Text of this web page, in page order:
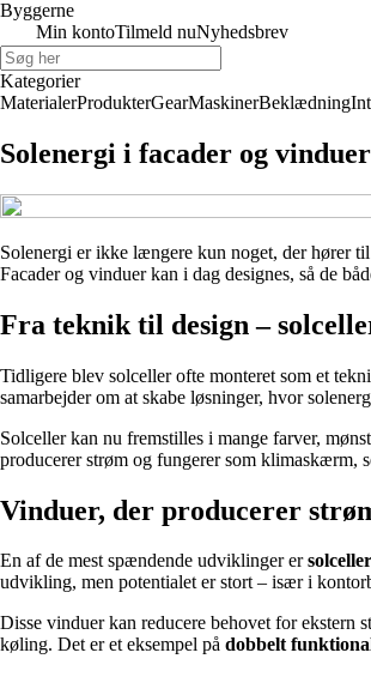
Byggerne
Min kontoTilmeld nuNyhedsbrev
Kategorier
MaterialerProdukterGearMaskinerBeklædning
Solenergi i facader og
Solenergi er ikke længere kun noget, der hører
Facader og vinduer kan i dag designes, så de
Fra teknik til design –
Tidligere blev solceller ofte monteret som et
samarbejder om at skabe løsninger, hvor
Solceller kan nu fremstilles i mange farver,
producerer strøm og fungerer som klimaskærm,
Vinduer, der producerer
En af de mest spændende udviklinger er
udvikling, men potentialet er stort – især i
Disse vinduer kan reducere behovet for ekstern
køling. Det er et eksempel på dobbelt